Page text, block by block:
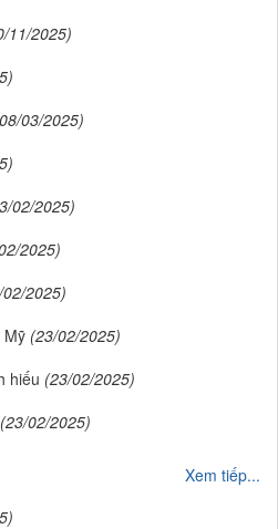
11/2025)
03/2025)
02/2025)
2025)
2025)
Mỹ (23/02/2025)
hiếu (23/02/2025)
(23/02/2025)
Xem tiếp...